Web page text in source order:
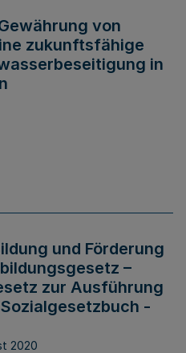
von
zukunftsfähige
in
und Förderung
–
zur Ausführung
-
2020